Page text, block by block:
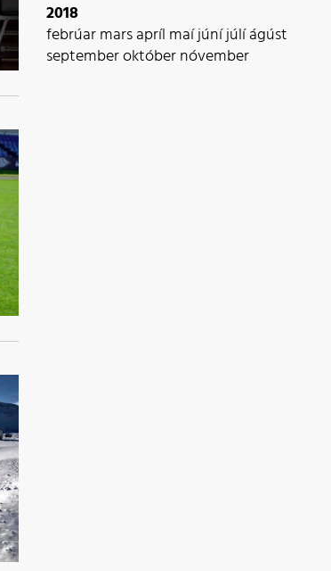
2018
febrúarmarsapríl maíjúníjúlíágúst
septemberoktóbernóvember